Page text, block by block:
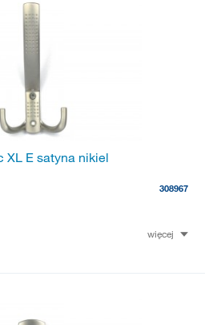
XL E satyna nikiel
308967
więcej